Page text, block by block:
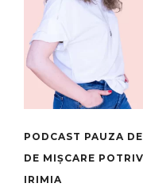
PODCAST PAUZA
DE MIȘCARE
IRIMIA